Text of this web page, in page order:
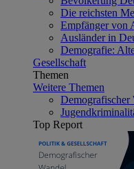
Die reichsten
Empfänger von
Ausländer in
Demografie:
Gesellschaft
Themen
Weitere Themen
Demografischer
Top Report